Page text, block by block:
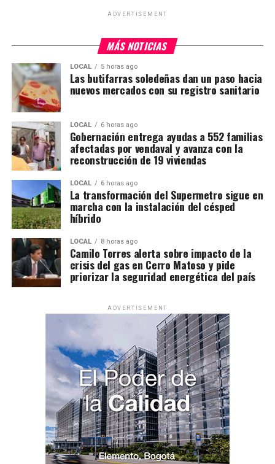
ADVERTISEMENT
MÁS NOTICIAS
LOCAL 5 horas ago
Las butifarras soledeñas dan un paso hacia
nuevos mercados con su registro sanitario
LOCAL 6 horas ago
Gobernación entrega ayudas a 552 familias
afectadas por vendaval y avanza con la
reconstrucción de 19 viviendas
LOCAL 6 horas ago
La transformación del Supermetro sigue en
marcha con la instalación del césped
híbrido
LOCAL 8 horas ago
Camilo Torres alerta sobre impacto de la
crisis del gas en Cerro Matoso y pide
priorizar la seguridad energética del país
ADVERTISEMENT